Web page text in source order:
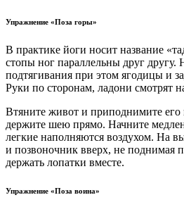
Упражнение «Поза горы»
В практике йоги носит название
стопы ног параллельны друг другу.
подтягивания при этом ягодицы и
Руки по сторонам, ладони смотрят
Втяните живот и приподнимите его
держите шею прямо. Начните
легкие наполняются воздухом. На
и позвоночник вверх, не поднимая
держать лопатки вместе.
Упражнение «Поза воина»